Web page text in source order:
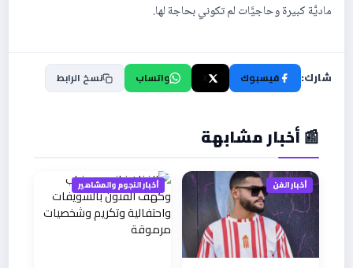
ماديَّة كبيرة وحاجيَّات لم تكوني بحاجة لها.
شارك: فيسبوك واتساب نسخ الرابط
📰 أخبار مشابهة
أخبار الفن أخبار النجوم والمشاهير